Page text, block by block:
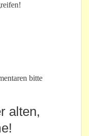
Schule“ fehlt für immer!
bitte
alten,